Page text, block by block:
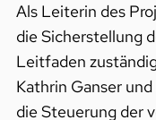
Als Leiterin des
die Sicherstellung
Leitfaden
Kathrin Ganser
die Steuerung der